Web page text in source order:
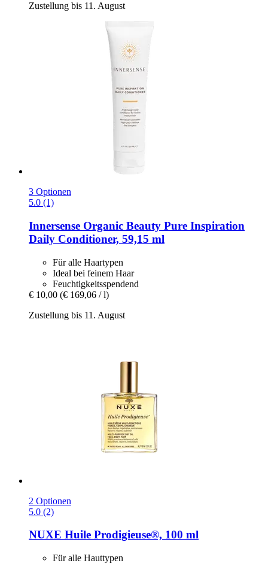
Zustellung bis 11. August
3 Optionen
5.0 (1)
Innersense Organic Beauty Pure Inspiration
Daily Conditioner, 59,15 ml
Für alle Haartypen
Ideal bei feinem Haar
Feuchtigkeitsspendend
€ 10,00 (€ 169,06 / l)
Zustellung bis 11. August
2 Optionen
5.0 (2)
NUXE Huile Prodigieuse®, 100 ml
Für alle Hauttypen